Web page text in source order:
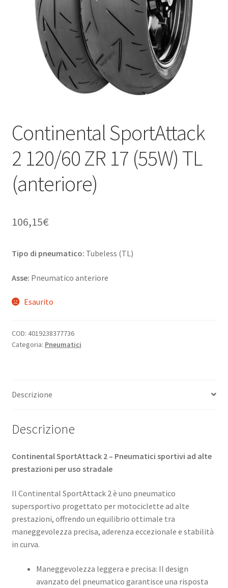
Continental SportAttack
2 120/60 ZR 17 (55W) TL
(anteriore)
106,15€
Tipo di pneumatico: Tubeless (TL)
Asse: Pneumatico anteriore
Esaurito
COD: 4019238377736
Categoria: Pneumatici
Descrizione
Descrizione
Continental SportAttack 2 – Pneumatici sportivi ad alte
prestazioni per uso stradale
Il Continental SportAttack 2 è uno pneumatico
supersportivo progettato per motociclette ad alte
prestazioni, offrendo un equilibrio ottimale tra
maneggevolezza precisa, aderenza eccezionale e stabilità
in curva. ​
Maneggevolezza leggera e precisa: Il design
avanzato del pneumatico garantisce una risposta